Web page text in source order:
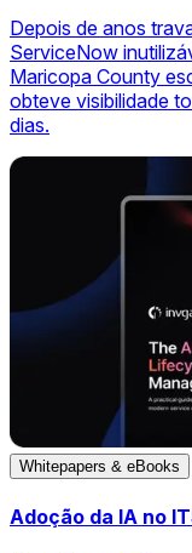
Depois de anos
ServiceNow
Maricopa County
obteve visibilidade
dias.
Whitepapers & eBooks
Adoção da IA no